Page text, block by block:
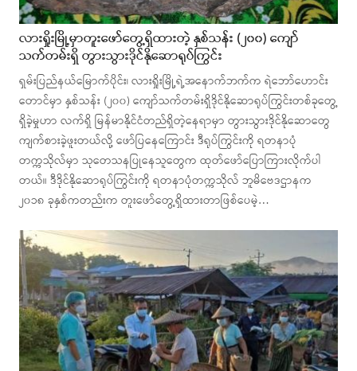
လားရှိုးမြို့မှာတူးဖော်တွေ့ရှိထားတဲ့ နှစ်သန်း (၂၀၀) ကျော်
သက်တမ်းရှိ တွားသွားဒိုင်နိုဆောရုပ်ကြွင်း
ရှမ်းပြည်နယ်မြောက်ပိုင်း၊ လားရှိုးမြို့ရဲ့အနောက်ဘက်က ရဲဘော်ဟောင်း
တောင်မှာ နှစ်သန်း (၂၀၀) ကျော်သက်တမ်းရှိဒိုင်နိုဆောရုပ်ကြွင်းတစ်ခုတွေ့
ရှိခဲ့မှုဟာ လက်ရှိ မြန်မာနိုင်ငံတည်ရှိတဲ့နေရာမှာ တွားသွားဒိုင်နိုဆောတွေ
ကျက်စားခဲ့ဖူးတယ်လို့ ဖော်ပြနေကြောင်း ဒီရုပ်ကြွင်းကို ရတနာပုံ
တက္ကသိုလ်မှာ သုတေသနပြုနေသူတွေက ထုတ်ဖော်ပြောကြားလိုက်ပါ
တယ်။ ဒီဒိုင်နိုဆောရုပ်ကြွင်းကို ရတနာပုံတက္ကသိုလ် ဘူမိဗေဒဌာနက
၂၀၁၈ ခုနှစ်ကတည်းက တူးဖော်တွေ့ရှိထားတာဖြစ်ပေမဲ့…